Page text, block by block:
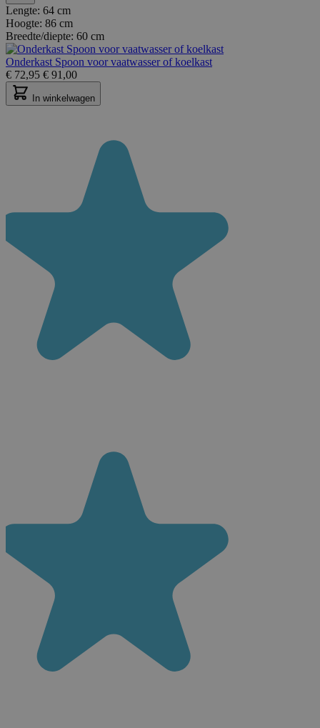
Lengte: 64 cm
Hoogte: 86 cm
Breedte/diepte: 60 cm
Onderkast Spoon voor vaatwasser of koelkast
€ 72,95 € 91,00
In winkelwagen